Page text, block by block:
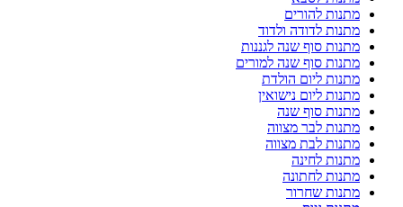
מתנות להורים
מתנות לדודה ולדוד
מתנות סוף שנה לגננות
מתנות סוף שנה למורים
מתנות ליום הולדת
מתנות ליום נישואין
מתנות סוף שנה
מתנות לבר מצווה
מתנות לבת מצווה
מתנות לחינה
מתנות לחתונה
מתנות שחרור